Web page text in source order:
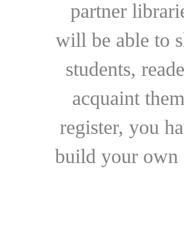
partner
will be able to
students,
acquaint
register, you
build your own